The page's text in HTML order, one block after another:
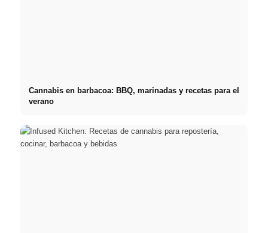
Cannabis en barbacoa: BBQ, marinadas y recetas para el
verano